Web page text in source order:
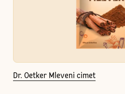
Dr. Oetker Mleveni cimet